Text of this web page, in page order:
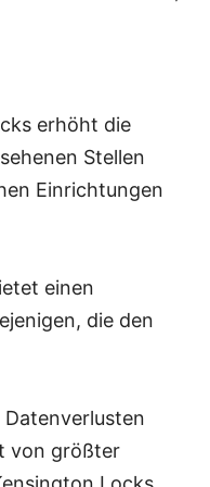
erhöht die
Stellen
Einrichtungen
einen
die den
von größter